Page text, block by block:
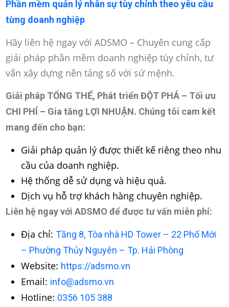
Phần mềm quản lý nhân sự tùy chỉnh theo yêu cầu
từng doanh nghiệp
Hãy liên hệ ngay với ADSMO – Chuyên cung cấp
giải pháp phần mềm doanh nghiệp tùy chỉnh, tư
vấn xây dựng nền tảng số với sứ mệnh.
Giải pháp TỔNG THỂ, Phát triển ĐỘT PHÁ – Tối ưu
CHI PHÍ – Gia tăng LỢI NHUẬN. Chúng tôi cam kết
mang đến cho bạn:
Giải pháp quản lý được thiết kế riêng theo nhu
cầu của doanh nghiệp.
Hệ thống dễ sử dụng và hiệu quả.
Dịch vụ hỗ trợ khách hàng chuyên nghiệp.
Liên hệ ngay với ADSMO để được tư vấn miễn phí:
Địa chỉ:Tầng 8, Tòa nhà HD Tower – 22 Phố Mới
– Phường Thủy Nguyên – Tp. Hải Phòng
Website: https://adsmo.vn
Email: info@adsmo.vn
Hotline: 0356 105 388